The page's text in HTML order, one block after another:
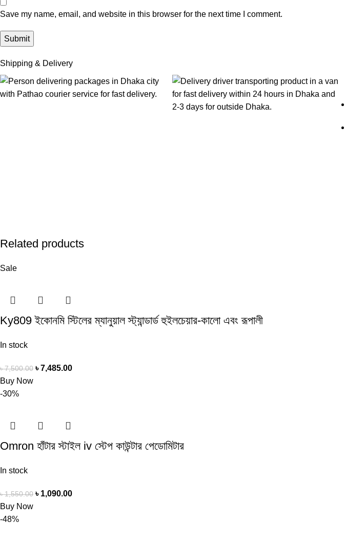
Save my name, email, and website in this browser for the next time I comment.
Shipping & Delivery
Related products
Sale
Ky809 ইকোনমি স্টিলের ম্যানুয়াল স্ট্যান্ডার্ড হুইলচেয়ার-কালো এবং রূপালী
In stock
৳7,500.00 ৳7,485.00
Buy Now
-30%
Omron হাঁটার স্টাইল iv স্টেপ কাউন্টার পেডোমিটার
In stock
৳1,550.00 ৳ 1,090.00
Buy Now
-48%